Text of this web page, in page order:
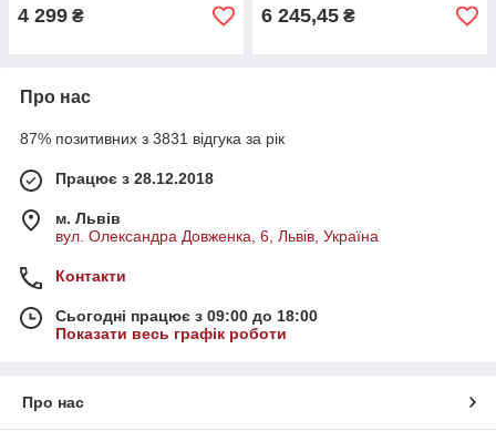
4 299 ₴ 6 245,45 ₴
Про нас
87% позитивних з 3831 відгука за рік
Працює з 28.12.2018
м. Львів
вул. Олександра Довженка, 6, Львів, Україна
Контакти
Сьогодні працює з 09:00 до 18:00
Показати весь графік роботи
Про нас